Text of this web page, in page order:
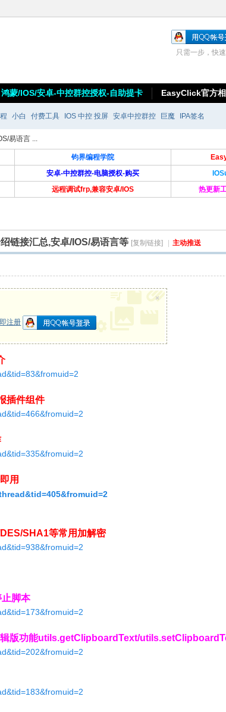
只需一步，快
鸿蒙/IOS/安卓-中控群控授权-自助提卡 EasyClick官方
小白 付费工具 IOS 中控 投屏 安卓中控群控 巨魔 IPA签名
易语言 ...
钧界编程学院
安卓-中控群控-电脑授权-购买
远程调试frp,兼容安卓/IOS 热更新
链接汇总,安卓/IOS/易语言等 [复制链接] 主动推送
注册
×
插件组件
用
SHA1等常用加解密
止脚本
辑版功能utils.getClipboardText/